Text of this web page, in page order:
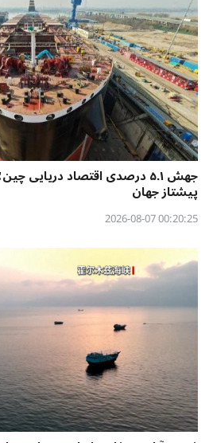
جهش ۵.۱ درصدی اقتصاد
پیشتاز جهان
00:20:25 2026-08-07